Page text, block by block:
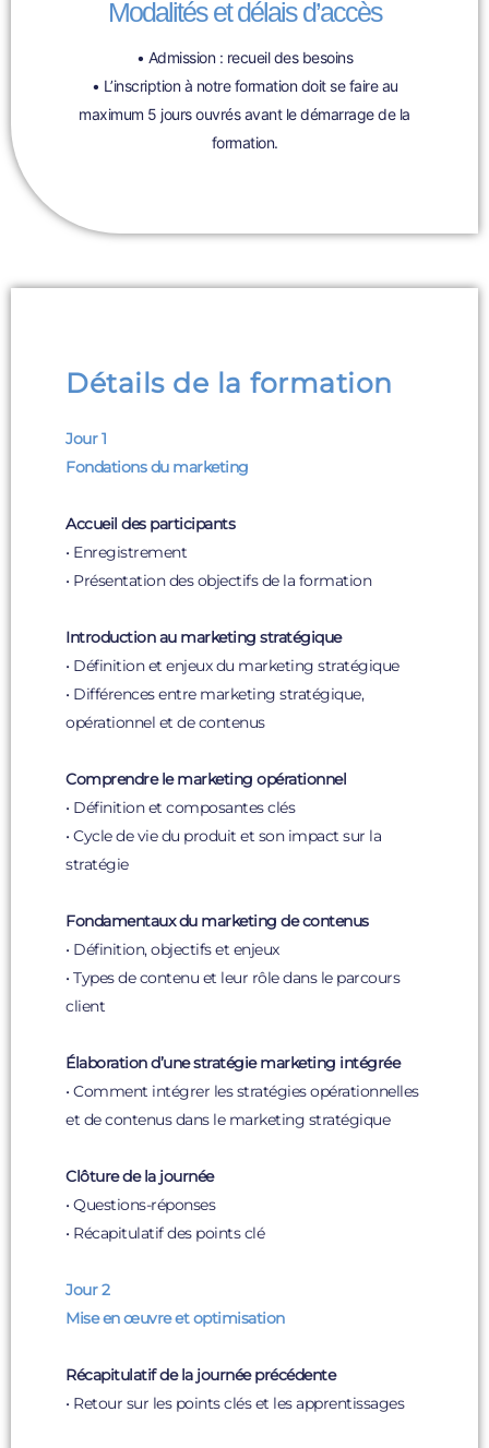
Modalités et délais d’accès
• Admission : recueil des besoins
• L’inscription à notre formation doit se faire au
maximum 5 jours ouvrés avant le démarrage de la
formation.
Détails de la formation
Jour 1
Fondations du marketing
Accueil des participants
• Enregistrement
• Présentation des objectifs de la formation
Introduction au marketing stratégique
• Définition et enjeux du marketing stratégique
• Différences entre marketing stratégique,
opérationnel et de contenus
Comprendre le marketing opérationnel
• Définition et composantes clés
• Cycle de vie du produit et son impact sur la
stratégie
Fondamentaux du marketing de contenus
• Définition, objectifs et enjeux
• Types de contenu et leur rôle dans le parcours
client
Élaboration d’une stratégie marketing intégrée
• Comment intégrer les stratégies opérationnelles
et de contenus dans le marketing stratégique
Clôture de la journée
• Questions-réponses
• Récapitulatif des points clé
Jour 2
Mise en œuvre et optimisation
Récapitulatif de la journée précédente
• Retour sur les points clés et les apprentissages